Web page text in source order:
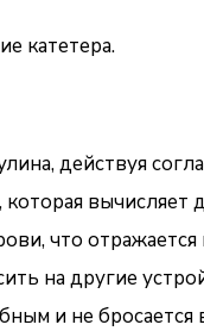
катетера.
действуя
что
на другие
и не